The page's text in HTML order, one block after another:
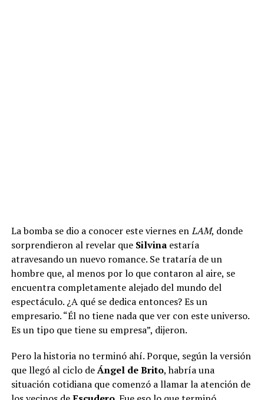
La bomba se dio a conocer este viernes enLAM, donde
sorprendieron al revelar que Silvinaestaría
atravesando un nuevo romance. Se trataría de un
hombre que, al menos por lo que contaron al aire, se
encuentra completamente alejado del mundo del
espectáculo. ¿A qué se dedica entonces? Es un
empresario. “Él no tiene nada que ver con este universo.
Es un tipo que tiene su empresa”, dijeron.
Pero la historia no terminó ahí. Porque, según la versión
que llegó al ciclo deÁngel de Brito, habría una
situación cotidiana que comenzó a llamar la atención de